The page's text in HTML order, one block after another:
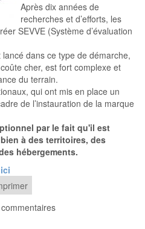
Après dix années de
recherches et d’efforts, les
SEVVE (Système d’évaluation
lancé dans ce type de démarche,
cher, est fort complexe et
du terrain.
qui ont mis en place un
de l’instauration de la marque
par le fait qu'il est
à des territoires, des
hébergements.